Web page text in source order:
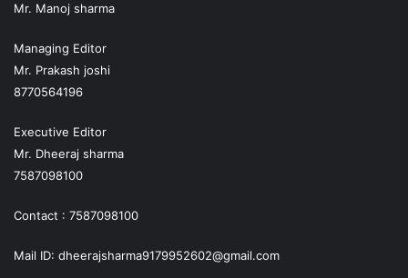
Mr. Manoj sharma
Managing Editor
Mr. Prakash joshi
8770564196
Executive Editor
Mr. Dheeraj sharma
7587098100
Contact : 7587098100
Mail ID: dheerajsharma9179952602@gmail.com